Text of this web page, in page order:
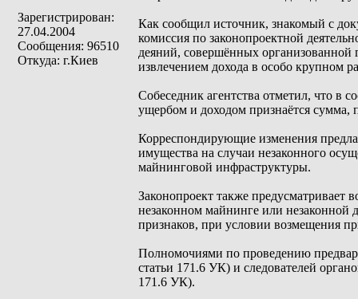
Зарегистрирован:
27.04.2004
Сообщения: 96510
Откуда: г.Киев
Как сообщил источник, знакомый с
комиссия по законопроектной
деяний, совершённых
извлечением дохода в особо крупном
Собеседник агентства отметил, что в
ущербом и доходом признаётся
Корреспондирующие изменения
имущества на случаи незаконного
майнинговой инфраструктуры.
Законопроект также предусматривает
незаконном майнинге или незаконной
признаков, при условии возмещения
Полномочиями по проведению
статьи 171.6 УК) и следователей
171.6 УК).